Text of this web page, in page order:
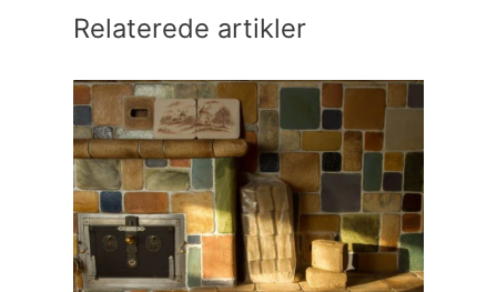
Relaterede artikler